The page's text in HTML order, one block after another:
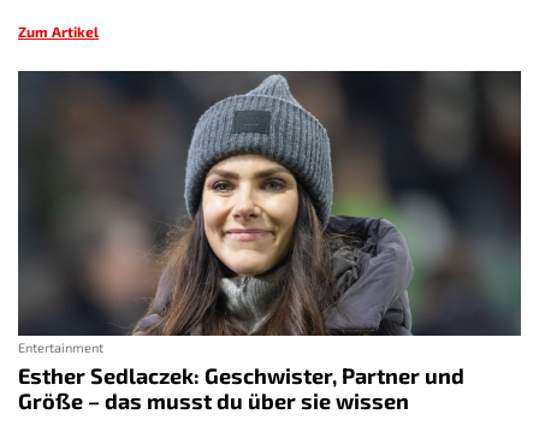
Zum Artikel
Entertainment
Esther Sedlaczek: Geschwister, Partner und
Größe – das musst du über sie wissen